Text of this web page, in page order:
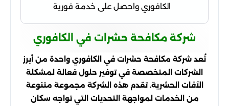
الكافوري واحصل على خدمة فورية
شركة مكافحة حشرات في الكافوري
تُعد شركة مكافحة حشرات في الكافوري واحدة من أبرز
الشركات المتخصصة في توفير حلول فعالة لمشكلة
الآفات الحشرية. تقدم هذه الشركة مجموعة متنوعة
من الخدمات لمواجهة التحديات التي تواجه سكان